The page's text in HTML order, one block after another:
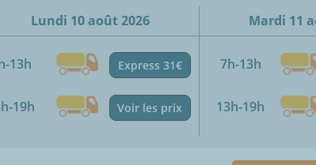
Lundi 10 août 2026
13h Express 31€
19h Voir les prix
Mardi 11
7h-13h
13h-19h